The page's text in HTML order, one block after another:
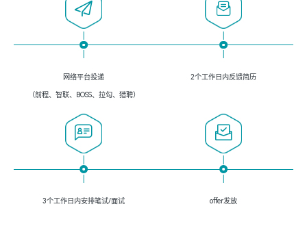
网络平台投递
（前程、智联、BOSS、拉勾、猎聘）
2个工作日内反馈简历
3个工作日内安排笔试/面试 offer发放